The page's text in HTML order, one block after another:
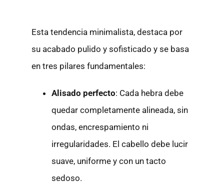
Esta tendencia minimalista, destaca por
su acabado pulido y sofisticado y se basa
en tres pilares fundamentales:
Alisado perfecto: Cada hebra debe
quedar completamente alineada, sin
ondas, encrespamiento ni
irregularidades. El cabello debe lucir
suave, uniforme y con un tacto
sedoso.